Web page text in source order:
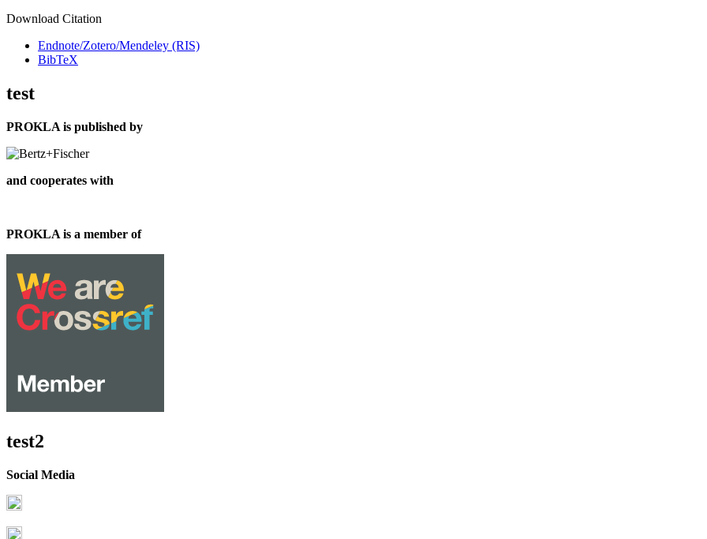
Download Citation
Endnote/Zotero/Mendeley (RIS)
BibTeX
test
PROKLA is published by
and cooperates with
PROKLA is a member of
test2
Social Media